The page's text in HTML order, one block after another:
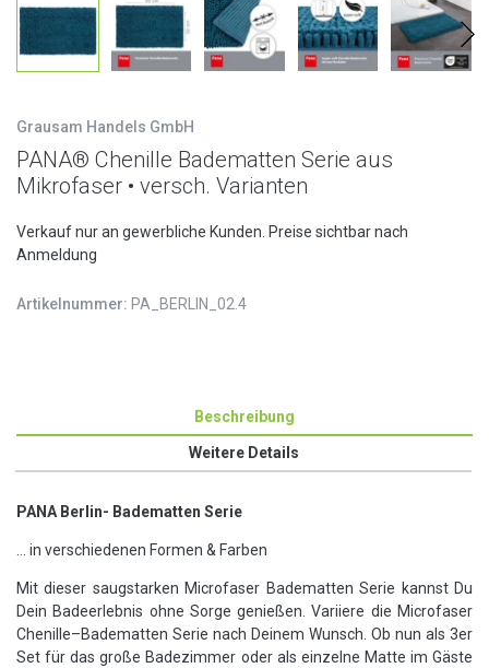
Grausam Handels GmbH
PANA® Chenille Badematten Serie aus
Mikrofaser • versch. Varianten
Verkauf nur an gewerbliche Kunden. Preise sichtbar nach
Anmeldung
Artikelnummer: PA_BERLIN_02.4
Beschreibung
Weitere Details
PANA Berlin- Badematten Serie
... in verschiedenen Formen & Farben
Mit dieser saugstarken Microfaser Badematten Serie kannst Du
Dein Badeerlebnis ohne Sorge genießen. Variiere die Microfaser
Chenille–Badematten Serie nach Deinem Wunsch. Ob nun als 3er
Set für das große Badezimmer oder als einzelne Matte im Gäste